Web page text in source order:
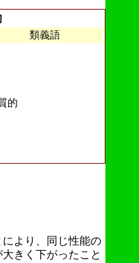
類義語
的
より、同じ性能の
きく下がったこと